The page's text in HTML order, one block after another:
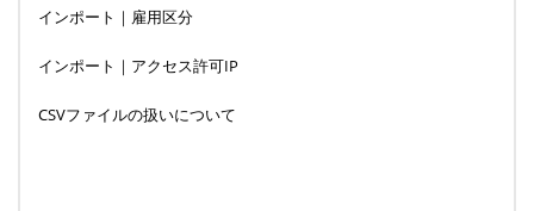
インポート｜雇用区分
インポート｜アクセス許可IP
CSVファイルの扱いについて